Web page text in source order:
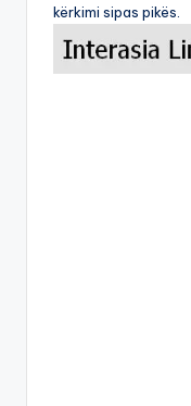
kërkimi sipas pikës.